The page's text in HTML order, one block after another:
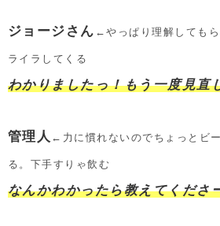
ジョージさん ←やっぱり理解しても
ライラしてくる
わかりましたっ！もう一度見直
管理人 ←力に慣れないのでちょっとビ
る。下手すりゃ飲む
なんかわかったら教えてくださ